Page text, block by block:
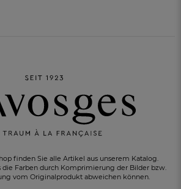
finden Sie alle Artikel aus unserem Katalog.
die Farben durch Komprimierung der Bilder bzw.
vom Originalprodukt abweichen können.